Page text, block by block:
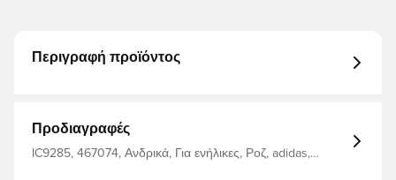
Περιγραφή προϊόντος
Προδιαγραφές
IC9285, 467074, Ανδρικά, Για ενήλικες, Ροζ, adidas,